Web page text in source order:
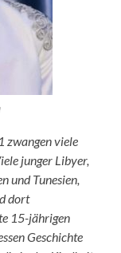
zwangen viele
junger Libyer,
und Tunesien,
dort
15-jährigen
Geschichte